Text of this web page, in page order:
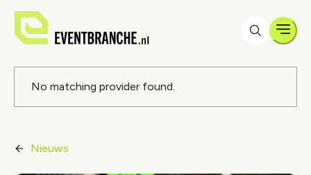
Foutmelding
No matching provider found.
Nieuws